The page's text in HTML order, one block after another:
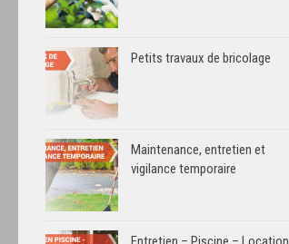
Petits travaux de bricolage
Maintenance, entretien et
vigilance temporaire